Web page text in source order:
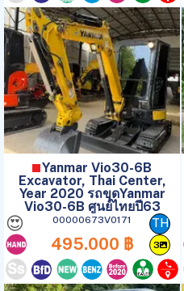
Yanmar Vio30-6B
Excavator, Thai Center,
Year 2020 รถขุดYanmar
Vio30-6B ศูนย์ไทยปี63
😍 00000673V0171
495.000 ฿
TH
3